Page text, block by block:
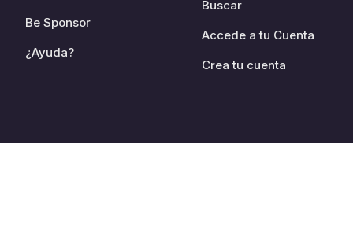
Be Sponsor
¿Ayuda?
Buscar
Accede a tu Cuenta
Crea tu cuenta